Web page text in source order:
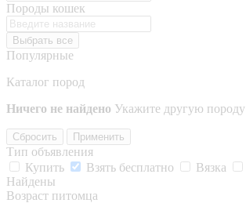
Породы кошек
Выбрать все
Популярные
Каталог пород
Ничего не найдено Укажите другую породу
Сбросить Применить
Тип объявления
Купить
Взять бесплатно Вязка
Найдены
Возраст питомца